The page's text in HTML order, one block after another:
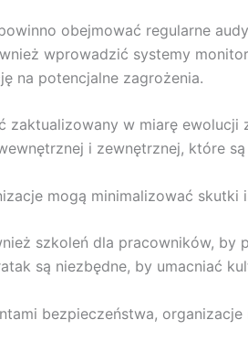
obejmować regularne
wprowadzić systemy
na potencjalne zagrożenia.
zaktualizowany w miarę
i zewnętrznej, które
mogą minimalizować
szkoleń dla pracowników, by
są niezbędne, by umacniać
bezpieczeństwa,